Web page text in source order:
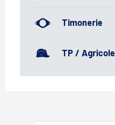
Timonerie
TP / Agricole